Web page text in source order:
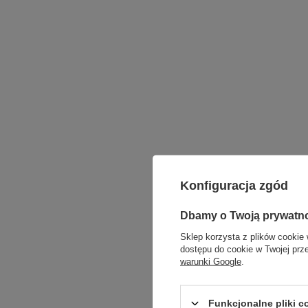
Konfiguracja zgód
Dbamy o Twoją
Sklep korzysta z plików cookie
dostępu do cookie w Twojej
warunki Google
Funkcjonalne pliki